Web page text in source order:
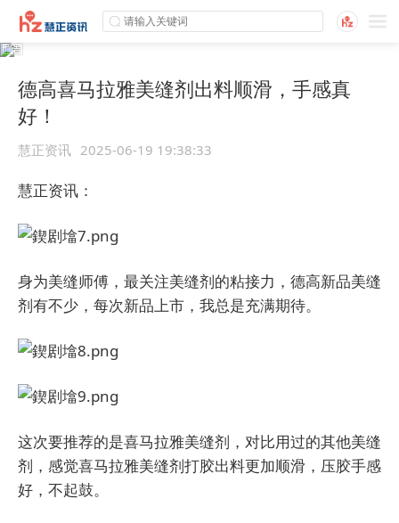
德高喜马拉雅美缝剂出料顺滑，手感真
好！
慧正资讯 2025-06-19 19:38:33
慧正资讯：
身为美缝师傅，最关注美缝剂的粘接力，德高新品美缝
剂有不少，每次新品上市，我总是充满期待。
这次要推荐的是喜马拉雅美缝剂，对比用过的其他美缝
剂，感觉喜马拉雅美缝剂打胶出料更加顺滑，压胶手感
好，不起鼓。